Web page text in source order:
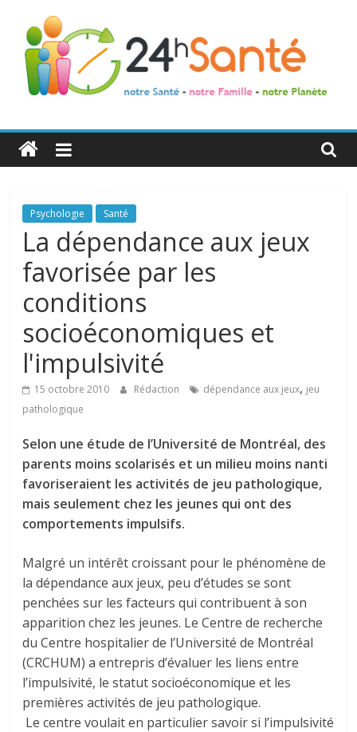
24h
Santé
La
santé
toute
famille
Psychologie Santé
La dépendance aux jeux
favorisée par les
conditions
socioéconomiques et
l'impulsivité
15 octobre 2010 Rédaction dépendance aux jeux, jeu
pathologique
Selon une étude de l’Université de Montréal, des
parents moins scolarisés et un milieu moins nanti
favoriseraient les activités de jeu pathologique,
mais seulement chez les jeunes qui ont des
comportements impulsifs.
Malgré un intérêt croissant pour le phénomène de
la dépendance aux jeux, peu d’études se sont
penchées sur les facteurs qui contribuent à son
apparition chez les jeunes. Le Centre de recherche
du Centre hospitalier de l’Université de Montréal
(CRCHUM) a entrepris d’évaluer les liens entre
l’impulsivité, le statut socioéconomique et les
premières activités de jeu pathologique.
Le centre voulait en particulier savoir si l’impulsivité